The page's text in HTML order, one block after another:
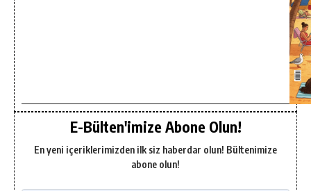
E-Bülten'imize Abone Olun!
En yeni içeriklerimizden ilk siz haberdar olun! Bültenimize
abone olun!